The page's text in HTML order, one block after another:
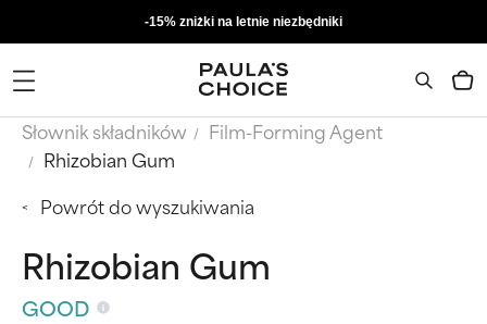
-15% zniżki na letnie niezbędniki
Słownik składników
Film-Forming Agent
Rhizobian Gum
Powrót do wyszukiwania
Rhizobian Gum
GOOD